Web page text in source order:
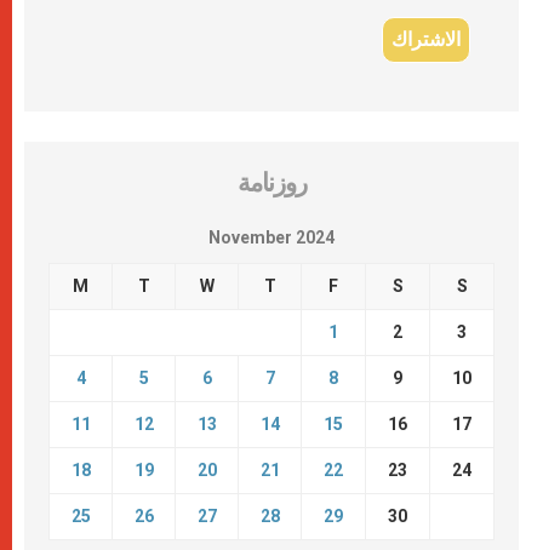
روزنامة
November 2024
M T W T F S S
1 2 3
4 5 6 7 8 9 10
11 12 13 14 15 16 17
18 19 20 21 22 23 24
25 26 27 28 29 30